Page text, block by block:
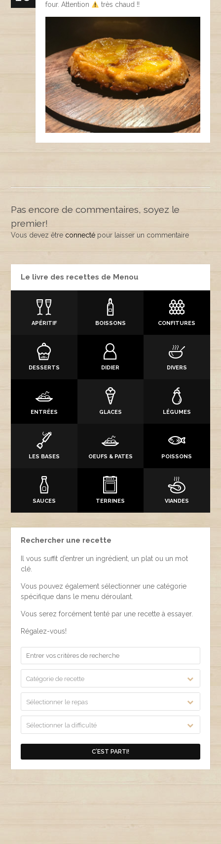
four. Attention
très chaud !!
Pas encore de commentaires, soyez le
premier!
Vous devez être connecté pour laisser un commentaire
Le livre des recettes de Menou
APÉRITIF BOISSONS CONFITURES
DESSERTS DIDIER DIVERS
ENTRÉES GLACES LÉGUMES
LES BASES OEUFS & PATES POISSONS
SAUCES TERRINES VIANDES
Rechercher une recette
Il vous suffit d’entrer un ingrédient, un plat ou un mot
clé.
Vous pouvez également sélectionner une catégorie
spécifique dans le menu déroulant.
Vous serez forcément tenté par une recette à essayer.
Régalez-vous!
Catégorie de recette
Sélectionner le repas
Sélectionner la difficulté